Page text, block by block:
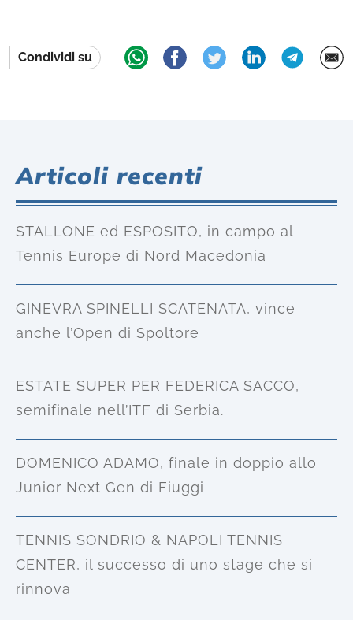
Condividi su
Articoli recenti
STALLONE ed ESPOSITO, in campo al
Tennis Europe di Nord Macedonia
GINEVRA SPINELLI SCATENATA, vince
anche l’Open di Spoltore
ESTATE SUPER PER FEDERICA SACCO,
semifinale nell’ITF di Serbia.
DOMENICO ADAMO, finale in doppio allo
Junior Next Gen di Fiuggi
TENNIS SONDRIO & NAPOLI TENNIS
CENTER, il successo di uno stage che si
rinnova